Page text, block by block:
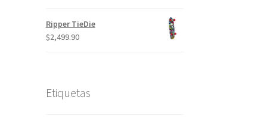
Ripper TieDie
$2,499.90
Etiquetas